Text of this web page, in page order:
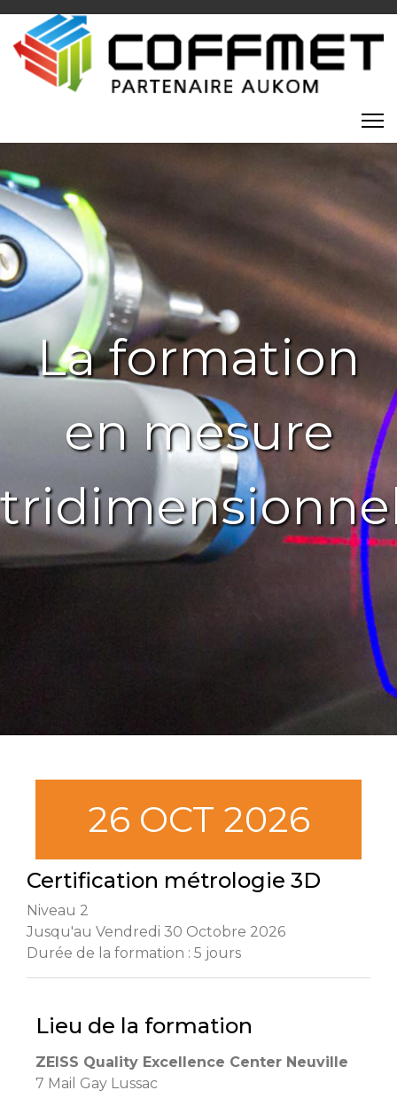
La formation
en mesure
26 OCT 2026
Certification métrologie 3D
Niveau 2
Jusqu'au Vendredi 30 Octobre 2026
Durée de la formation : 5 jours
Lieu de la formation
ZEISS Quality Excellence Center Neuville
7 Mail Gay Lussac